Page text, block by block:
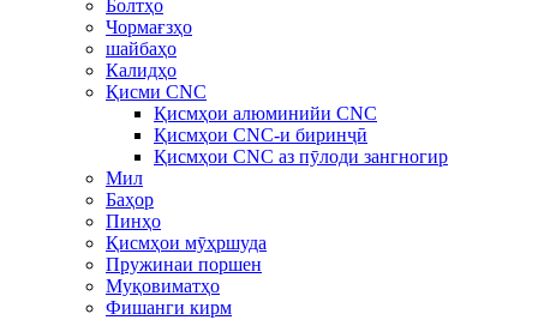
Болтҳо
Чормағзҳо
шайбаҳо
Калидҳо
Қисми CNC
Қисмҳои алюминийи CNC
Қисмҳои CNC-и биринҷӣ
Қисмҳои CNC аз пӯлоди зангногир
Мил
Баҳор
Пинҳо
Қисмҳои мӯҳршуда
Пружинаи поршен
Муқовиматҳо
Фишанги кирм